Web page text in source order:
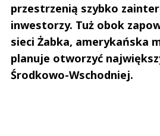
przestrzenią szybko
inwestorzy. Tuż obok
sieci Żabka, amerykańska
planuje otworzyć
Środkowo-Wschodniej.